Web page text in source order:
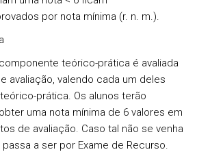
por nota mínima (r. n. m.).
teórico-prática é avaliada
avaliação, valendo cada um deles
prática. Os alunos terão
uma nota mínima de 6 valores em
de avaliação. Caso tal não se venha
a ser por Exame de Recurso.